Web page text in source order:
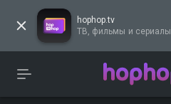
hophop.tv
ТВ, фильмы и сериалы